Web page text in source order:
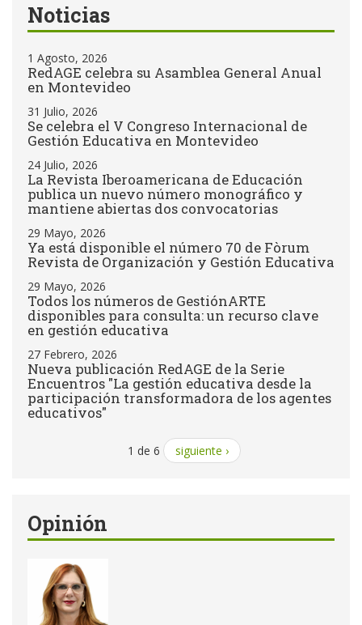
Noticias
1 Agosto, 2026
RedAGE celebra su Asamblea General Anual
en Montevideo
31 Julio, 2026
Se celebra el V Congreso Internacional de
Gestión Educativa en Montevideo
24 Julio, 2026
La Revista Iberoamericana de Educación
publica un nuevo número monográfico y
mantiene abiertas dos convocatorias
29 Mayo, 2026
Ya está disponible el número 70 de Fòrum
Revista de Organización y Gestión Educativa
29 Mayo, 2026
Todos los números de GestiónARTE
disponibles para consulta: un recurso clave
en gestión educativa
27 Febrero, 2026
Nueva publicación RedAGE de la Serie
Encuentros "La gestión educativa desde la
participación transformadora de los agentes
educativos"
1 de 6 siguiente ›
Opinión